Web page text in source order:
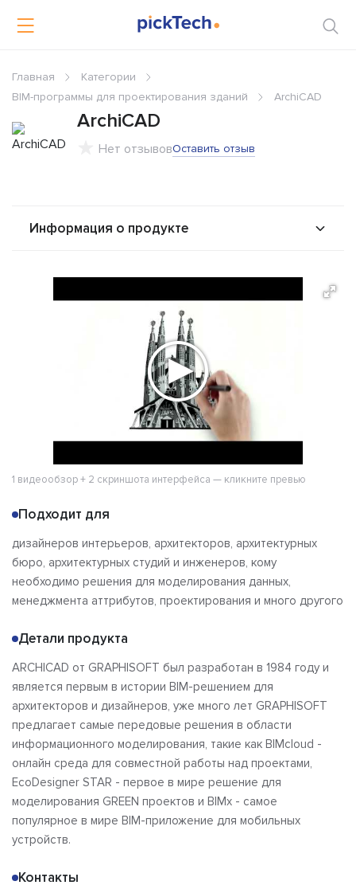
Главная
Категории
BIM-программы для проектирования зданий
ArchiCAD
ArchiCAD
Нет отзывовОставить отзыв
Информация о продукте
Альтернативы
Отзывы
1 видеообзор + 2 скриншота интерфейса — кликните превью
Подходит для
дизайнеров интерьеров, архитекторов, архитектурных
бюро, архитектурных студий и инженеров, кому
необходимо решения для моделирования данных,
менеджмента аттрибутов, проектирования и много другого
Детали продукта
ARCHICAD от GRAPHISOFT был разработан в 1984 году и
является первым в истории BIM-решением для
архитекторов и дизайнеров, уже много лет GRAPHISOFT
предлагает самые передовые решения в области
информационного моделирования, такие как BIMcloud -
онлайн среда для совместной работы над проектами,
EcoDesigner STAR - первое в мире решение для
моделирования GREEN проектов и BIMx - самое
популярное в мире BIM-приложение для мобильных
устройств.
Контакты